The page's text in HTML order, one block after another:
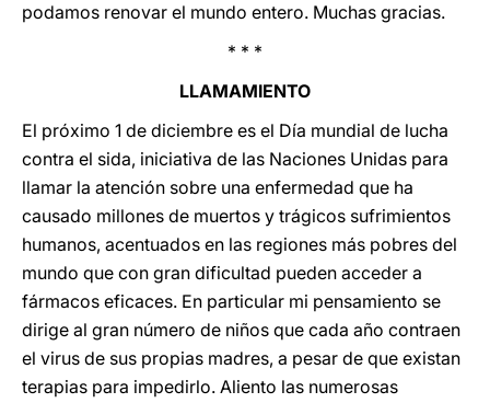
podamos renovar el mundo entero. Muchas gracias.
* * *
LLAMAMIENTO
El próximo 1 de diciembre es el Día mundial de lucha
contra el sida, iniciativa de las Naciones Unidas para
llamar la atención sobre una enfermedad que ha
causado millones de muertos y trágicos sufrimientos
humanos, acentuados en las regiones más pobres del
mundo que con gran dificultad pueden acceder a
fármacos eficaces. En particular mi pensamiento se
dirige al gran número de niños que cada año contraen
el virus de sus propias madres, a pesar de que existan
terapias para impedirlo. Aliento las numerosas